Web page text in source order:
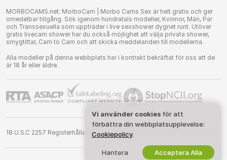
MORBOCAMS.net: MorboCam | Morbo Cams Sex är helt gratis och ger
omedelbar tillgång. Sök igenom hundratals modeller, Kvinnor, Män, Par
och Transsexuella som uppträder i live sexshower dygnet runt. Utöver
gratis livecam shower har du också möjlighet att välja privata shower,
smygtittar, Cam to Cam och att skicka meddelanden till modellerna.
Alla modeller på denna webbplats har i kontrakt bekräftat för oss att de
är 18 år eller äldre.
18 U.S.C 2257 Registerhållande Krav på Överensstämmelse Anförande
Vi använder cookies för att
förbättra din webbplatsupplevelse:
Cookiepolicy.
Hantera Acceptera Alla